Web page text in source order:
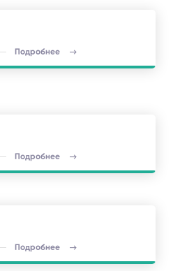
Подробнее
Подробнее
Подробнее